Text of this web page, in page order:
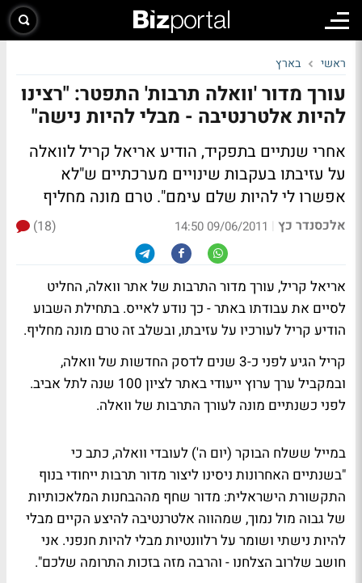
ראשי בארץ
עורך מדור 'וואלה תרבות' התפטר: "רצינו
להיות אלטרנטיבה - מבלי להיות נישה"
אחרי שנתיים בתפקיד, הודיע אריאל קריל לוואלה
על עזיבתו בעקבות שינויים מערכתיים ש"לא
אפשרו לי להיות שלם עימם". טרם מונה מחליף
אלכסנדר כץ |
09/06/2011 14:50
(18)
אריאל קריל, עורך מדור התרבות של אתר וואלה, החליט
לסיים את עבודתו באתר - כך נודע לאייס. בתחילת השבוע
הודיע קריל לעורכיו על עזיבתו, ובשלב זה טרם מונה מחליף.
קריל הגיע לפני כ-3 שנים לדסק החדשות של וואלה,
ובמקביל ערך ערוץ ייעודי באתר לציון 100 שנה לתל אביב.
לפני כשנתיים מונה לעורך התרבות של וואלה.
במייל ששלח הבוקר (יום ה') לעובדי וואלה, כתב כי
"בשנתיים האחרונות ניסינו ליצור מדור תרבות ייחודי בנוף
התקשורת הישראלית: מדור שחף מההבחנות המלאכותיות
של גבוה מול נמוך, שמהווה אלטרנטיבה להיצע הקיים מבלי
להיות נישתי ושומר על רלוונטיות מבלי להיות חנפני. אני
חושב שלרוב הצלחנו - והרבה מזה בזכות התרומה שלכם".